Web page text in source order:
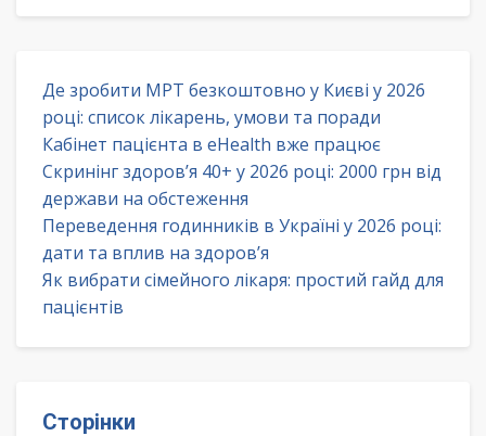
Де зробити МРТ безкоштовно у Києві у 2026
році: список лікарень, умови та поради
Кабінет пацієнта в eHealth вже працює
Скринінг здоров’я 40+ у 2026 році: 2000 грн від
держави на обстеження
Переведення годинників в Україні у 2026 році:
дати та вплив на здоров’я
Як вибрати сімейного лікаря: простий гайд для
пацієнтів
Сторінки